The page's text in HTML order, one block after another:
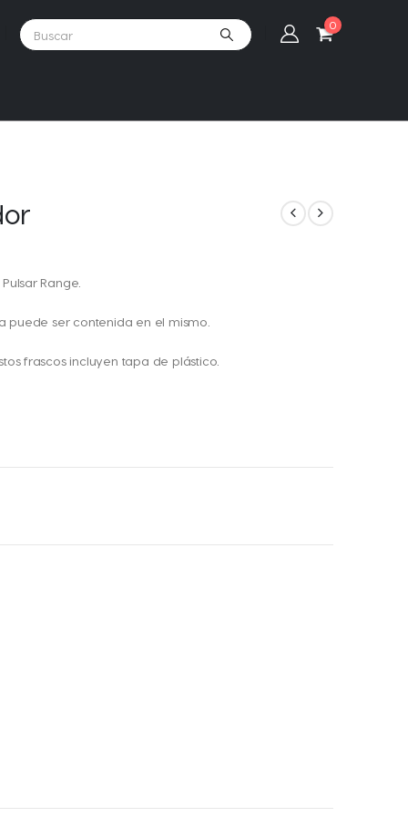
0
Range.
ser contenida en el mismo.
frascos incluyen tapa de plástico.